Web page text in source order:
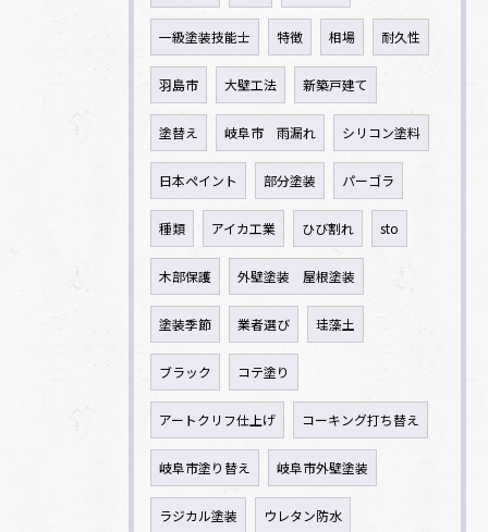
一級塗装技能士 特徴 相場 耐久性
羽島市 大壁工法 新築戸建て
塗替え 岐阜市 雨漏れ シリコン塗料
日本ペイント 部分塗装 パーゴラ
種類 アイカ工業 ひび割れ sto
木部保護 外壁塗装 屋根塗装
塗装季節 業者選び 珪藻土
ブラック コテ塗り
アートクリフ仕上げ コーキング打ち替え
岐阜市塗り替え 岐阜市外壁塗装
ラジカル塗装 ウレタン防水